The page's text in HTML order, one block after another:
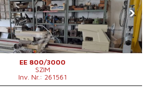
›
EE 800/3000
SZIM
Inv. Nr.: 261561